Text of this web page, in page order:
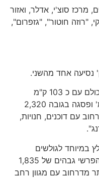
מרכז סוצ'י, אדלר, ואזור
"רוזה חוטור", "גזפרום",
אתר רוזה חוטור הוא האתר הגדול מכולם עם כ 103 ק"מ
מסלולים, הפרשי גבהים של 1,760 מ' ופסגה בגובה 2,320
עם דוכנים, חנויות,
במיוחד לגולשים
מתחילים מציע כ 30 ק"מ מסלולים, הפרשי גבהים של 1,835
2,375 מטר. באתר מדרחוב עם מגוון רחב